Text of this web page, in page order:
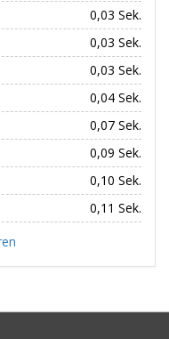
0,03 Sek.
0,03 Sek.
0,03 Sek.
0,04 Sek.
0,07 Sek.
0,09 Sek.
0,10 Sek.
0,11 Sek.